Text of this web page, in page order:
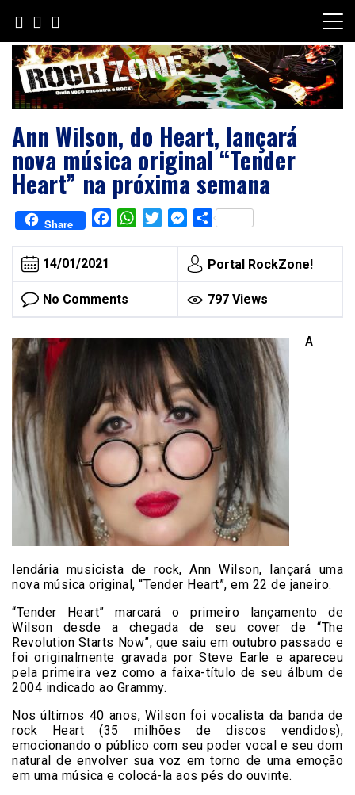
content
Ann Wilson, do Heart, lançará
nova música original “Tender
Heart” na próxima semana
Share FacebookWhatsAppTwitterMessenger
Share
14/01/2021 Portal RockZone!
No Comments 797 Views
A
lendária musicista de rock, Ann Wilson, lançará uma
nova música original, “Tender Heart”, em 22 de janeiro.
“Tender Heart” marcará o primeiro lançamento de
Wilson desde a chegada de seu cover de “The
Revolution Starts Now”, que saiu em outubro passado e
foi originalmente gravada por Steve Earle e apareceu
pela primeira vez como a faixa-título de seu álbum de
2004 indicado ao Grammy.
Nos últimos 40 anos, Wilson foi vocalista da banda de
rock Heart (35 milhões de discos vendidos),
emocionando o público com seu poder vocal e seu dom
natural de envolver sua voz em torno de uma emoção
em uma música e colocá-la aos pés do ouvinte.